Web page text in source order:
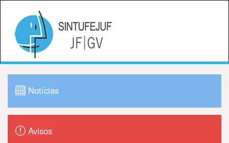
Notícias
Avisos